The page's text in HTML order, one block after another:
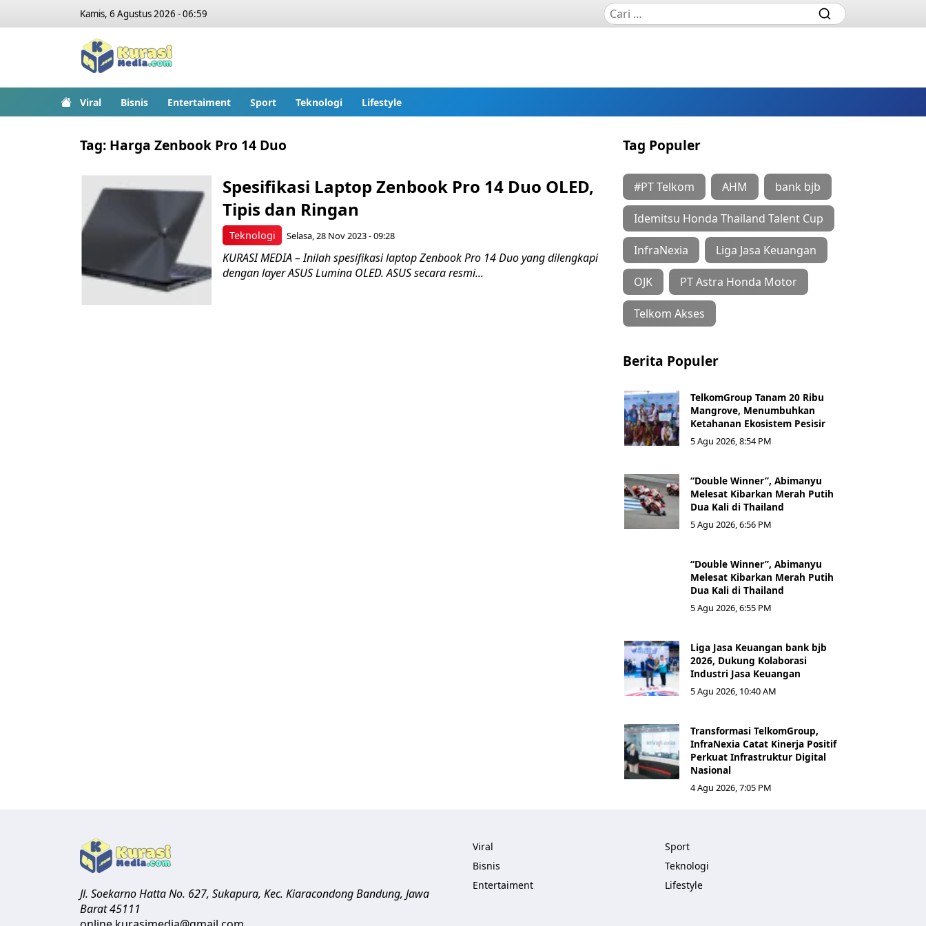
Kamis, 6 Agustus 2026 - 06:59
Viral Bisnis Entertaiment Sport Teknologi Lifestyle
Tag: Harga Zenbook Pro 14 Duo
Teknologi
Spesifikasi Laptop Zenbook Pro 14 Duo OLED,
Tipis dan Ringan
Selasa, 28 Nov 2023 - 09:28
KURASI MEDIA – Inilah spesifikasi laptop Zenbook Pro 14 Duo yang dilengkapi
dengan layer ASUS Lumina OLED. ASUS secara resmi...
Tag Populer
#PT Telkom AHM bank bjb
Idemitsu Honda Thailand Talent Cup
InfraNexia Liga Jasa Keuangan
OJK PT Astra Honda Motor
Telkom Akses
Berita Populer
TelkomGroup Tanam 20 Ribu
Mangrove, Menumbuhkan
Ketahanan Ekosistem Pesisir
5 Agu 2026, 8:54 PM
“Double Winner”, Abimanyu
Melesat Kibarkan Merah Putih
Dua Kali di Thailand
5 Agu 2026, 6:56 PM
“Double Winner”, Abimanyu
Melesat Kibarkan Merah Putih
Dua Kali di Thailand
5 Agu 2026, 6:55 PM
Liga Jasa Keuangan bank bjb
2026, Dukung Kolaborasi
Industri Jasa Keuangan
5 Agu 2026, 10:40 AM
Transformasi TelkomGroup,
InfraNexia Catat Kinerja Positif
Perkuat Infrastruktur Digital
Nasional
4 Agu 2026, 7:05 PM
Jl. Soekarno Hatta No. 627, Sukapura, Kec. KiaracondongBandung, Jawa
Barat45111
Viral
Bisnis
Entertaiment
Sport
Teknologi
Lifestyle